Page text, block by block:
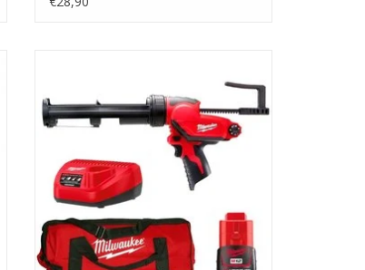
Professionele kwaliteit.
TOEVOEGEN AAN WINKELWAGEN